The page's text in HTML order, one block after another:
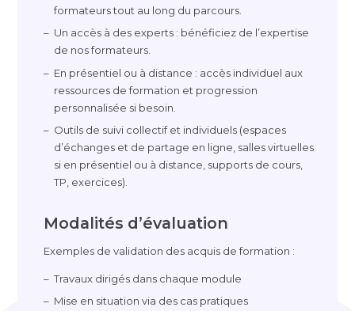
formateurs tout au long du parcours.
Un accès à des experts : bénéficiez de l’expertise
de nos formateurs.
En présentiel ou à distance : accès individuel aux
ressources de formation et progression
personnalisée si besoin.
Outils de suivi collectif et individuels (espaces
d’échanges et de partage en ligne, salles virtuelles
si en présentiel ou à distance, supports de cours,
TP, exercices).
Modalités d’évaluation
Exemples de validation des acquis de formation :
Travaux dirigés dans chaque module
Mise en situation via des cas pratiques